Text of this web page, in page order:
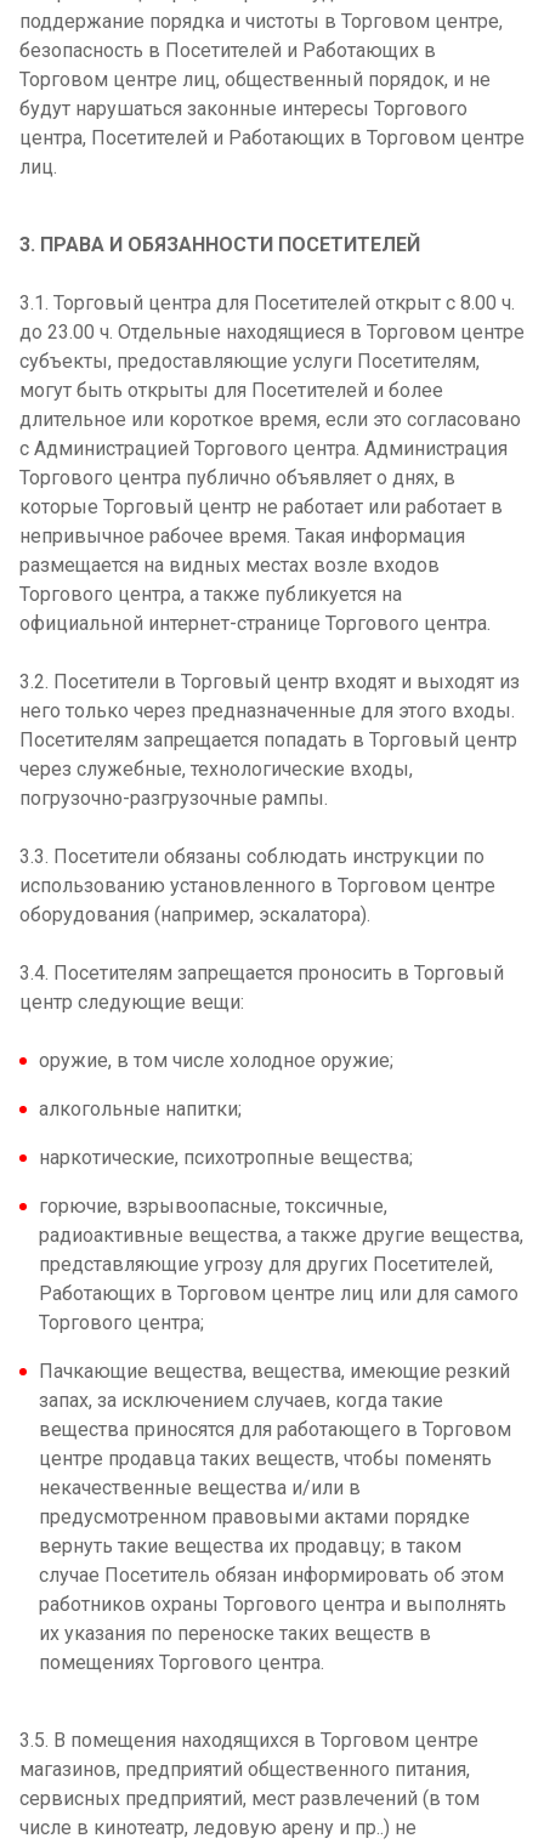
поддержание порядка и чистоты в Торговом центре,
безопасность в Посетителей и Работающих в
Торговом центре лиц, общественный порядок, и не
будут нарушаться законные интересы Торгового
центра, Посетителей и Работающих в Торговом центре
лиц.
3. ПРАВА И ОБЯЗАННОСТИ ПОСЕТИТЕЛЕЙ
3.1. Торговый центра для Посетителей открыт с 8.00 ч.
до 23.00 ч. Отдельные находящиеся в Торговом центре
субъекты, предоставляющие услуги Посетителям,
могут быть открыты для Посетителей и более
длительное или короткое время, если это согласовано
с Администрацией Торгового центра. Администрация
Торгового центра публично объявляет о днях, в
которые Торговый центр не работает или работает в
непривычное рабочее время. Такая информация
размещается на видных местах возле входов
Торгового центра, а также публикуется на
официальной интернет-странице Торгового центра.
3.2. Посетители в Торговый центр входят и выходят из
него только через предназначенные для этого входы.
Посетителям запрещается попадать в Торговый центр
через служебные, технологические входы,
погрузочно-разгрузочные рампы.
3.3. Посетители обязаны соблюдать инструкции по
использованию установленного в Торговом центре
оборудования (например, эскалатора).
3.4. Посетителям запрещается проносить в Торговый
центр следующие вещи:
оружие, в том числе холодное оружие;
алкогольные напитки;
наркотические, психотропные вещества;
горючие, взрывоопасные, токсичные,
радиоактивные вещества, а также другие вещества,
представляющие угрозу для других Посетителей,
Работающих в Торговом центре лиц или для самого
Торгового центра;
Пачкающие вещества, вещества, имеющие резкий
запах, за исключением случаев, когда такие
вещества приносятся для работающего в Торговом
центре продавца таких веществ, чтобы поменять
некачественные вещества и/или в
предусмотренном правовыми актами порядке
вернуть такие вещества их продавцу; в таком
случае Посетитель обязан информировать об этом
работников охраны Торгового центра и выполнять
их указания по переноске таких веществ в
помещениях Торгового центра.
3.5. В помещения находящихся в Торговом центре
магазинов, предприятий общественного питания,
сервисных предприятий, мест развлечений (в том
числе в кинотеатр, ледовую арену и пр..) не